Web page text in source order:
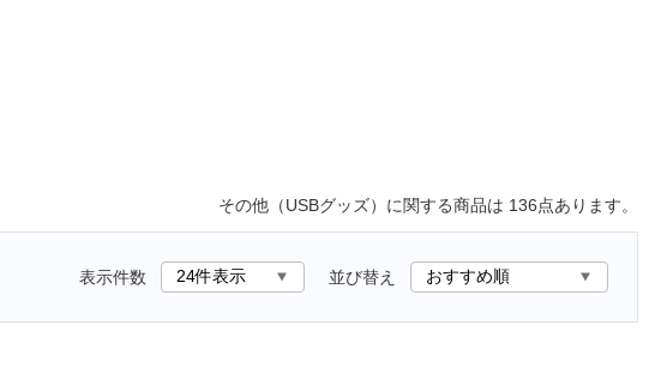
その他（USBグッズ） に関する商品は 136点あります。
表示件数 並び替え